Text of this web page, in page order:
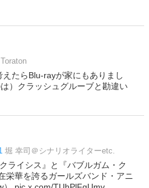
Toraton
たらBlu-rayが家にもありまし
）クラッシュグルーブと勘違い
堀 幸司＠シナリオライターetc.
ライシス』と『バブルガム・ク
栄華を誇るガールズバンド・アニ